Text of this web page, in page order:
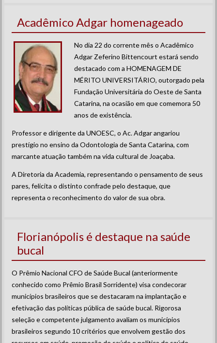
Acadêmico Adgar homenageado
No dia 22 do corrente mês o Acadêmico
Adgar Zeferino Bittencourt estará sendo
destacado com a HOMENAGEM DE
MÉRITO UNIVERSITÁRIO, outorgado pela
Fundação Universitária do Oeste de Santa
Catarina, na ocasião em que comemora 50
anos de existência.
Professor e dirigente da UNOESC, o Ac. Adgar angariou
prestígio no ensino da Odontologia de Santa Catarina, com
marcante atuação também na vida cultural de Joaçaba.
A Diretoria da Academia, representando o pensamento de seus
pares, felicita o distinto confrade pelo destaque, que
representa o reconhecimento do valor de sua obra.
Florianópolis é destaque na saúde
bucal
O Prêmio Nacional CFO de Saúde Bucal (anteriormente
conhecido como Prêmio Brasil Sorridente) visa condecorar
municípios brasileiros que se destacaram na implantação e
efetivação das políticas pública de saúde bucal. Rigorosa
seleção e competente julgamento avaliam os municípios
brasileiros segundo 10 critérios que envolvem gestão dos